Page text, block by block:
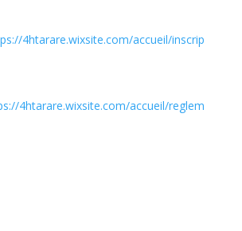
4htarare.wixsite.com/accueil/inscrip
4htarare.wixsite.com/accueil/reglem